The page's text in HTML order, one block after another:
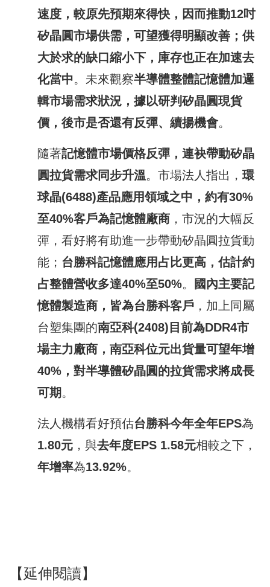
速度，較原先預期來得快，因而推動12吋
矽晶圓市場供需，可望獲得明顯改善；供
大於求的缺口縮小下，庫存也正在加速去
化當中。未來觀察半導體整體記憶體加邏
輯市場需求狀況，據以研判矽晶圓現貨
價，後市是否還有反彈、續揚機會。
隨著記憶體市場價格反彈，連袂帶動矽晶
圓拉貨需求同步升溫。市場法人指出，環
球晶(6488)產品應用領域之中，約有30%
至40%客戶為記憶體廠商 ，市況的大幅反
彈，看好將有助進一步帶動矽晶圓拉貨動
能； 台勝科記憶體應用占比更高，估計約
占整體營收多達40%至50%。
國內主要記
憶體製造商，皆為台勝科客戶 ，加上同屬
台塑集團的南亞科(2408)目前為DDR4市
場主力廠商，南亞科位元出貨量可望年增
40% ，對半導體矽晶圓的拉貨需求將成長
可期。
法人機構看好預估台勝科今年全年EPS為
1.80元 ，與去年度EPS 1.58元相較之下，
年增率為13.92%。
【延伸閱讀】